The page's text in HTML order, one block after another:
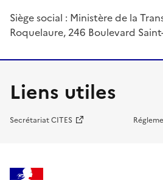
Siège social : Ministère de la
Roquelaure, 246 Boulevard
Liens utiles
Secrétariat CITES